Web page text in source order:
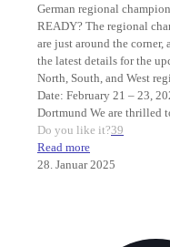
German regional
READY? The regional
are just around the corner,
the latest details for the
North, South, and West
Date: February 21 – 23,
Dortmund We are thrilled
Do you like it?39
Read more
28. Januar 2025